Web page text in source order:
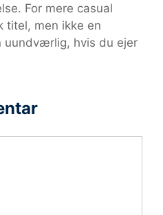
For mere casual
titel, men ikke en
uundværlig, hvis du ejer